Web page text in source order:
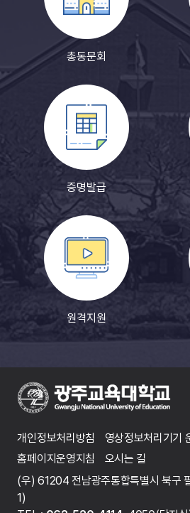
총동문회
증명발급
원격지원
개인정보처리방침
영상정보처리기기
홈페이지운영지침
오시는 길
(우) 61204 전남광주통합특별시 북구
1)